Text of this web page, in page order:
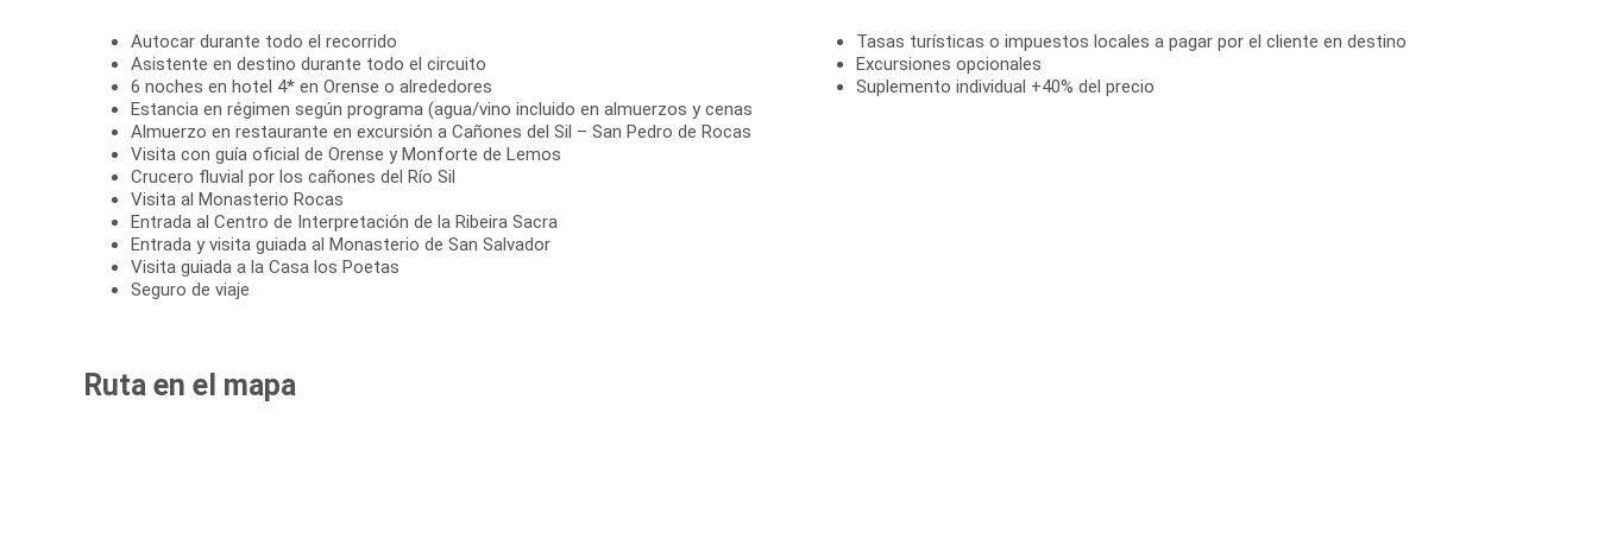
Autocar durante todo el recorrido
Asistente en destino durante todo el circuito
6 noches en hotel 4* en Orense o alrededores
Estancia en régimen según programa (agua/vino incluido en almuerzos y cenas
Almuerzo en restaurante en excursión a Cañones del Sil – San Pedro de Rocas
Visita con guía oficial de Orense y Monforte de Lemos
Crucero fluvial por los cañones del Río Sil
Visita al Monasterio Rocas
Entrada al Centro de Interpretación de la Ribeira Sacra
Entrada y visita guiada al Monasterio de San Salvador
Visita guiada a la Casa los Poetas
Seguro de viaje
Tasas turísticas o impuestos locales a pagar por el cliente en destino
Excursiones opcionales
Suplemento individual +40% del precio
Ruta en el mapa